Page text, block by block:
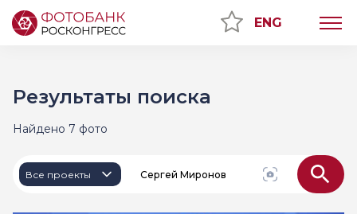
ENG
Результаты поиска
Найдено 7 фото
Все проекты